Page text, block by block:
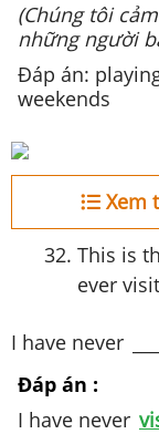
(Chúng tôi
những người
Đáp án:
weekends
Xem
This is
ever
I have never
Đáp án :
I have never